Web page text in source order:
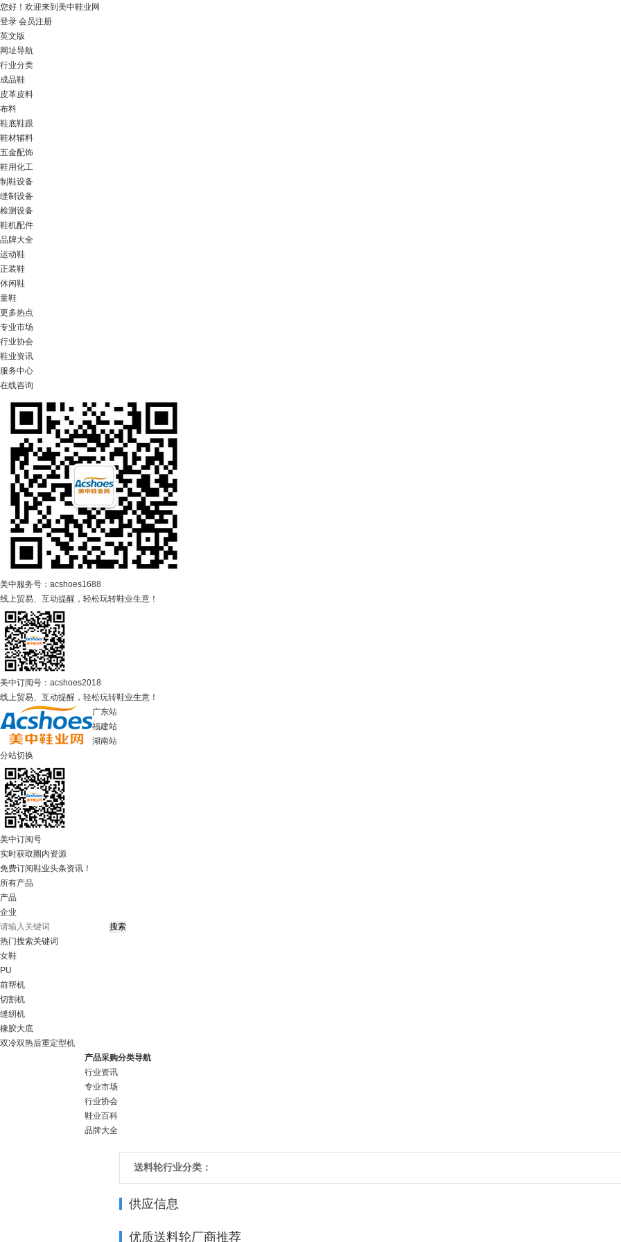
您好！ 欢迎来到美中鞋业网
登录 会员注册
英文版
网址导航
行业分类
成品鞋
皮革皮料
布料
鞋底鞋跟
鞋材辅料
五金配饰
鞋用化工
制鞋设备
缝制设备
检测设备
鞋机配件
品牌大全
运动鞋
正装鞋
休闲鞋
童鞋
更多热点
专业市场
行业协会
鞋业资讯
服务中心
在线咨询
美中服务号：acshoes1688
线上贸易、互动提醒，轻松玩转鞋业生意！
美中订阅号：acshoes2018
线上贸易、互动提醒，轻松玩转鞋业生意！
广东站
福建站
湖南站
分站切换
美中订阅号
实时获取圈内资源
免费订阅鞋业头条资讯！
所有产品
产品
企业
热门搜索关键词
女鞋
PU
前帮机
切割机
缝纫机
橡胶大底
双冷双热后重定型机
产品采购分类导航
行业资讯
专业市场
行业协会
鞋业百科
品牌大全
送料轮行业分类：
供应信息
优质送料轮厂商推荐